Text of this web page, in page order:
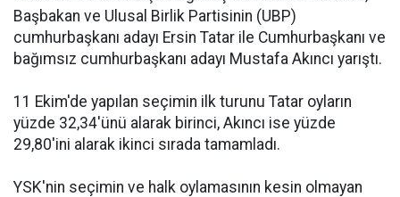
Başbakan ve Ulusal Birlik Partisinin (UBP)
cumhurbaşkanı adayı Ersin Tatar ile Cumhurbaşkanı ve
bağımsız cumhurbaşkanı adayı Mustafa Akıncı yarıştı.
11 Ekim'de yapılan seçimin ilk turunu Tatar oyların
yüzde 32,34'ünü alarak birinci, Akıncı ise yüzde
29,80'ini alarak ikinci sırada tamamladı.
YSK'nin seçimin ve halk oylamasının kesin olmayan